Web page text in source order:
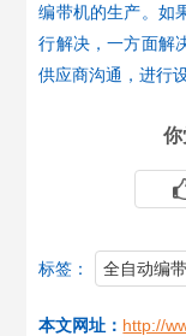
编带机的生产。如
行解决，一方面解
供应商沟通，进行
你
标签： 全自动编
本文网址： http://